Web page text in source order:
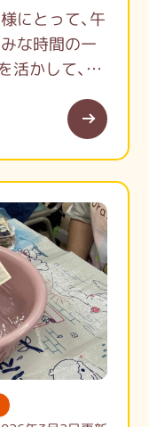
にとって、午
な時間の一
活かして、施
スで体を動か
グラムから、
しています！